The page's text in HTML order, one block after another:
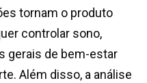
tornam o produto
controlar sono,
gerais de bem-estar
Além disso, a análise